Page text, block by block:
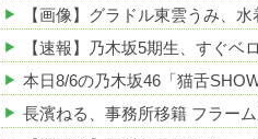
長濱ねる、事務所移籍 フラー